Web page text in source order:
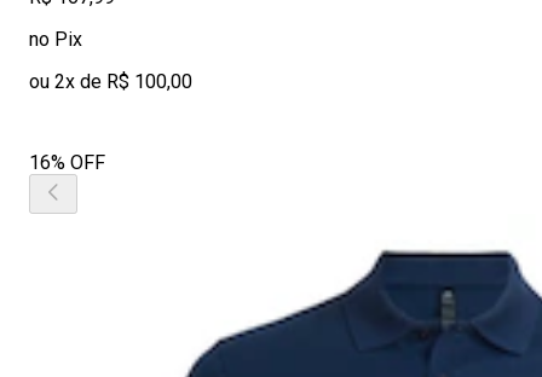
no Pix
ou 2x de R$ 100,00
16% OFF